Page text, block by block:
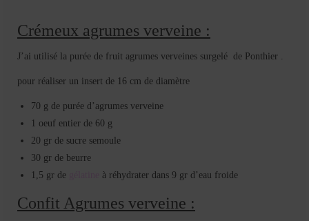
Crémeux agrumes verveine :
J’ai utilisé la purée de fruit agrumes verveines surgelé de Ponthier .
pour réaliser un insert de 16 cm de diamètre
70 g de purée d’agrumes verveine
1 oeuf entier de 60 g
20 gr de sucre semoule
30 gr de beurre
1,5 gr de
à réhydrater dans 9 gr d’eau froide
Confit Agrumes verveine :